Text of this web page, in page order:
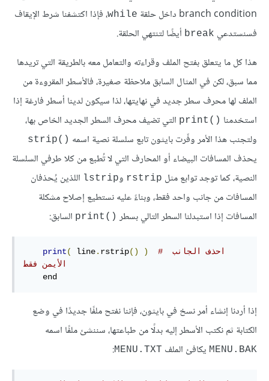
branch condition داخل حلقة
while، فإذا اكتشفنا شرط الإيقاف
فسنستدعي break أيضًا لتنتهي الحلقة.
هذا كل ما يتعلق بفتح الملف وقراءته والتعامل معه بالطريقة التي تريدها
مما سبق، لكن في المثال السابق ملاحظة صغيرة، فالأسطر المقروءة من
الملف لها محرف سطر جديد في نهايتها، لذا سيكون لدينا أسطر فارغة إذا
استخدمنا print()‎ التي تضيف محرف السطر الجديد الخاص بها،
ولتجنب هذا الأمر وفّرت بايثون تابع سلسلة نصية اسمه strip()‎
يحذف المسافات البيضاء أو المحارف التي لا تُطبع من كلا طرفي السلسلة
النصية، كما توجد توابع مثل rstrip وlstrip اللذين يُحذفان
المسافات من جانب واحد فقط، وبناءً عليه نستطيع إصلاح مشكلة
المسافات إذا استبدلنا السطر التالي بسطر print()‎ السابق:
print( line. rstrip() )
# احذف الجانب
الأيمن فقط
    end
إذا أردنا إنشاء أمر نسخ في بايثون، فإننا نفتح ملفًا جديدًا في وضع
الكتابة ثم نكتب الأسطر إليه بدلًا من طباعتها، سننشئ ملفًا اسمه
MENU.BAK يكافئ الملف MENU.TXT
: